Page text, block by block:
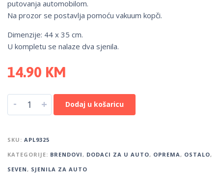
putovanja automobilom.
Na prozor se postavlja pomoću vakuum kopči.
Dimenzije: 44 x 35 cm.
U kompletu se nalaze dva sjenila.
14.90 KM
- + Dodaj u košaricu
SKU: APL9325
KATEGORIJE: BRENDOVI, DODACI ZA U AUTO, OPREMA, OSTALO,
SEVEN, SJENILA ZA AUTO